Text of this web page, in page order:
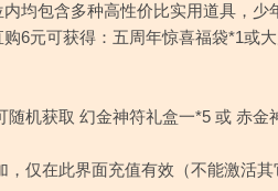
内均包含多种高性价比实用道具，
6元可获得： 五周年惊喜福袋*1或大
随机获取 幻金神符礼盒一*5 或 赤
仅在此界面充值有效（不能激活其